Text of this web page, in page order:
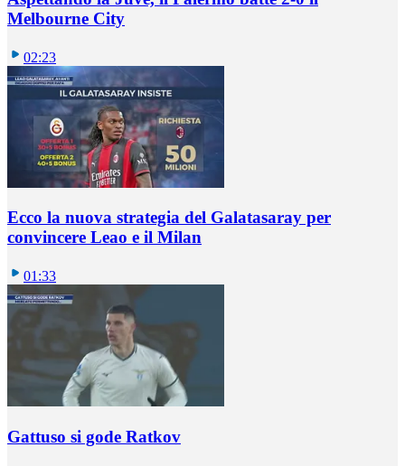
Melbourne City
02:23
Ecco la nuova strategia del Galatasaray per
convincere Leao e il Milan
01:33
Gattuso si gode Ratkov